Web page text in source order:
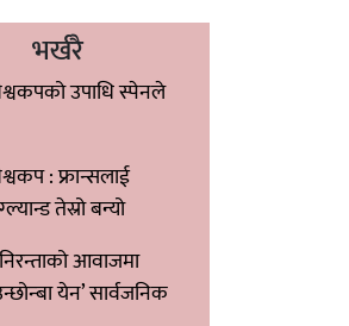
भर्खरै
उपाधि स्पेनले
: फ्रान्सलाई
तेस्रो बन्यो
आवाजमा
येन’ सार्वजनिक